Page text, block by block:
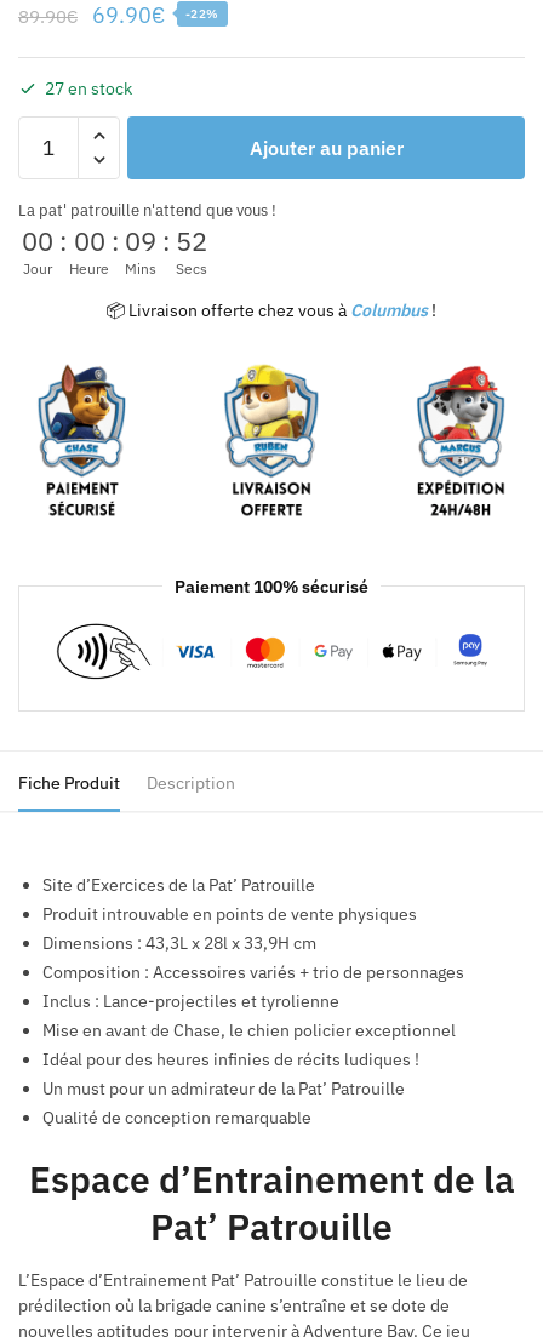
89.90€ 69.90€ -22%
27 en stock
Ajouter au panier
La pat' patrouille n'attend que vous !
00
Jour
: 00
Heure
: 09
Mins
: 52
Secs
📦 Livraison offerte chez vous à Columbus!
Paiement 100% sécurisé
Fiche Produit Description
Site d’Exercices de la Pat’ Patrouille
Produit introuvable en points de vente physiques
Dimensions : 43,3L x 28l x 33,9H cm
Composition : Accessoires variés + trio de personnages
Inclus : Lance-projectiles et tyrolienne
Mise en avant de Chase, le chien policier exceptionnel
Idéal pour des heures infinies de récits ludiques !
Un must pour un admirateur de la Pat’ Patrouille
Qualité de conception remarquable
Espace d’Entrainement de la
Pat’ Patrouille
L’Espace d’Entrainement Pat’ Patrouille constitue le lieu de
prédilection où la brigade canine s’entraîne et se dote de
nouvelles aptitudes pour intervenir à Adventure Bay. Ce jeu